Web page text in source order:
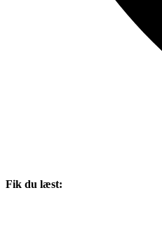
Fik du læst: